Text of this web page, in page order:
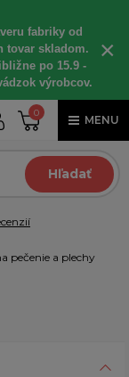
fabriky od
tovar skladom.
po 15.9 -
výrobcov.
×
0
MENU
Hľadať
pečenie a plechy